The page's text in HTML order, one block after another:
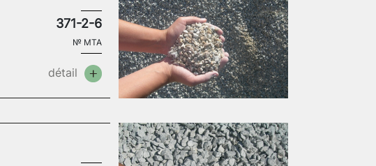
371-2-6
№ MTA
détail